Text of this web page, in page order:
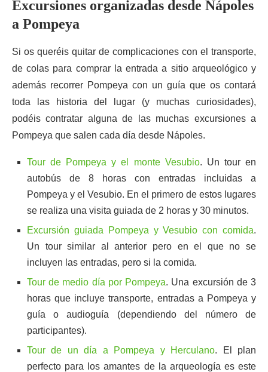
Excursiones organizadas desde Nápoles
a Pompeya
Si os queréis quitar de complicaciones con el transporte,
de colas para comprar la entrada a sitio arqueológico y
además recorrer Pompeya con un guía que os contará
toda las historia del lugar (y muchas curiosidades),
podéis contratar alguna de las muchas excursiones a
Pompeya que salen cada día desde Nápoles.
Tour de Pompeya y el monte Vesubio. Un tour en
autobús de 8 horas con entradas incluidas a
Pompeya y el Vesubio. En el primero de estos lugares
se realiza una visita guiada de 2 horas y 30 minutos.
Excursión guiada Pompeya y Vesubio con comida.
Un tour similar al anterior pero en el que no se
incluyen las entradas, pero si la comida.
Tour de medio día por Pompeya. Una excursión de 3
horas que incluye transporte, entradas a Pompeya y
guía o audioguía (dependiendo del número de
participantes).
Tour de un día a Pompeya y Herculano. El plan
perfecto para los amantes de la arqueología es este